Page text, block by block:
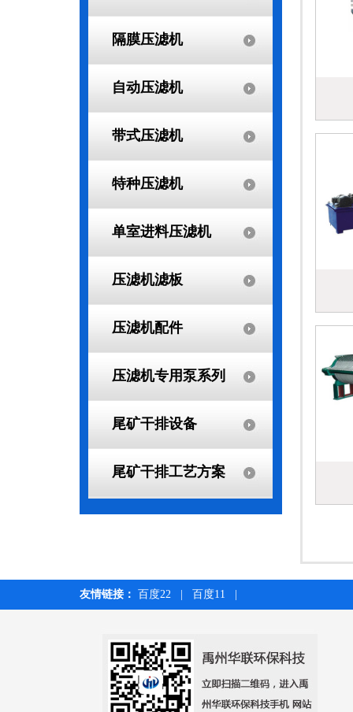
隔膜压滤机
自动压滤机
带式压滤机
特种压滤机
单室进料压滤机
压滤机滤板
压滤机配件
压滤机专用泵系列
尾矿干排设备
尾矿干排工艺方案
友情链接： 百度22 百度11